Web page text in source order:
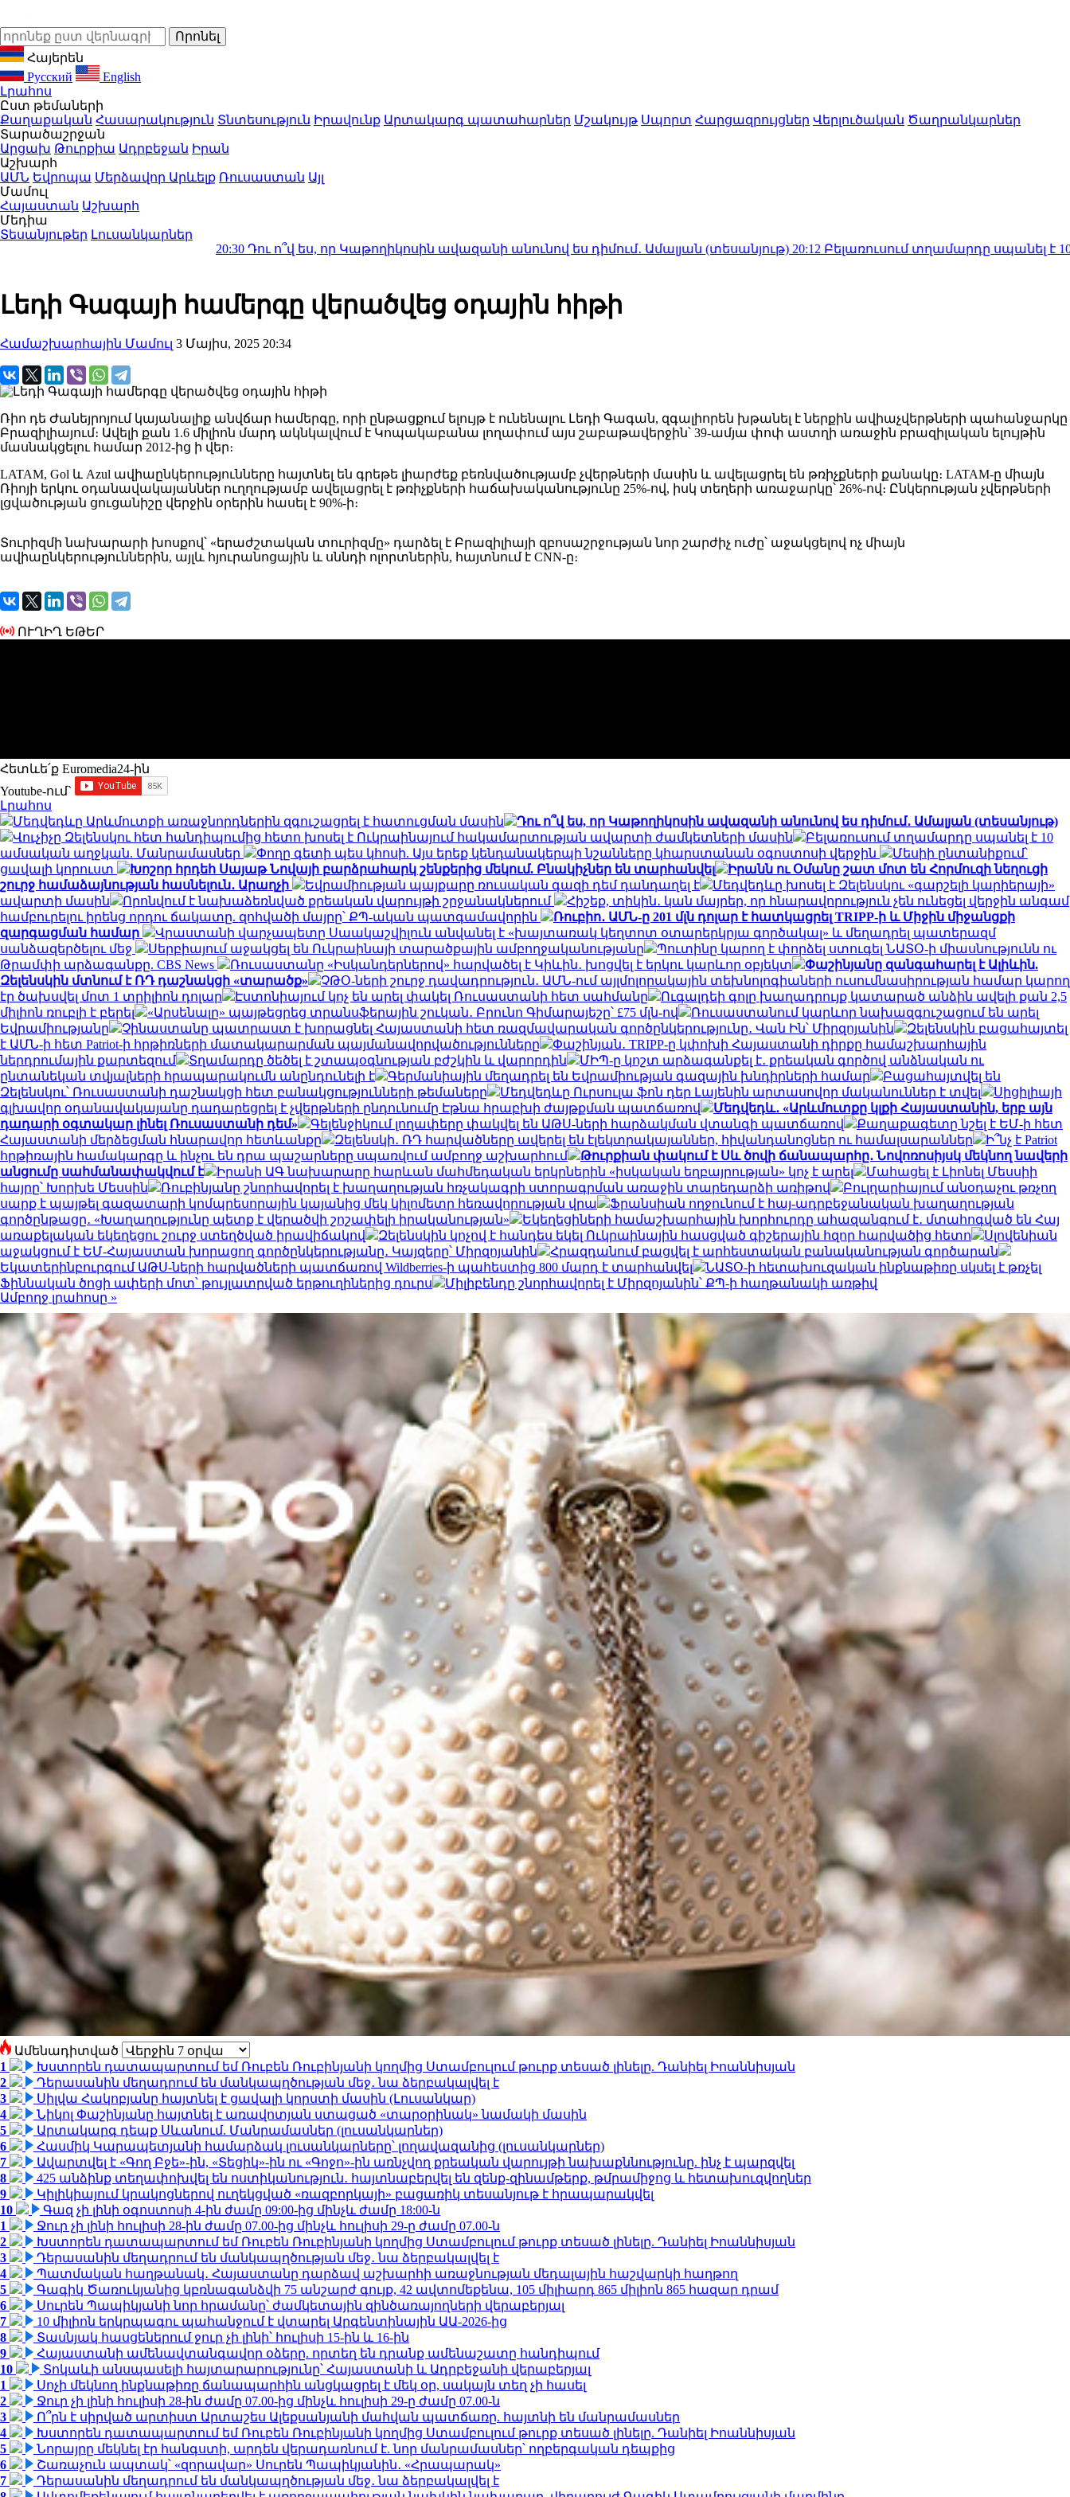
Հայերեն
Русский
English
Լրահոս
Ըստ թեմաների
Քաղաքական Հասարակություն Տնտեսություն Իրավունք Արտակարգ պատահարներ Մշակույթ Սպորտ Հարցազրույցներ Վերլուծական Ծաղրանկարներ
Տարածաշրջան
Արցախ Թուրքիա Ադրբեջան Իրան
Աշխարհ
ԱՄՆ Եվրոպա Մերձավոր Արևելք Ռուսաստան Այլ
Մամուլ
Հայաստան Աշխարհ
Մեդիա
Տեսանյութեր Լուսանկարներ
Դու ո՞վ ես, որ Կաթողիկոսին ավազանի անունով ես դիմում․ Ամալյան (տեսանյութ)20:12Բելառուսում տղամարդը սպանել է 10
Լեդի Գագայի համերգը վերածվեց օդային հիթի
Համաշխարհային Մամուլ 3 Մայիս, 2025 20:34
Ռիո դե Ժանեյրոյում կայանալիք անվճար համերգը, որի ընթացքում ելույթ է ունենալու Լեդի Գագան, զգալիորեն խթանել է ներքին ավիաչվերթների պահանջարկը
Բրազիլիայում։ Ավելի քան 1.6 միլիոն մարդ ակնկալվում է Կոպակաբանա լողափում այս շաբաթավերջին՝ 39-ամյա փոփ աստղի առաջին բրազիլական ելույթին
մասնակցելու համար 2012-ից ի վեր։
LATAM, Gol և Azul ավիաընկերությունները հայտնել են գրեթե լիարժեք բեռնվածությամբ չվերթների մասին և ավելացրել են թռիչքների քանակը։ LATAM-ը միայն
Ռիոյի երկու օդանավակայաններ ուղղությամբ ավելացրել է թռիչքների հաճախականությունը 25%-ով, իսկ տեղերի առաջարկը՝ 26%-ով։ Ընկերության չվերթների
լցվածության ցուցանիշը վերջին օրերին հասել է 90%-ի։
Տուրիզմի նախարարի խոսքով՝ «երաժշտական տուրիզմը» դարձել է Բրազիլիայի զբոսաշրջության նոր շարժիչ ուժը՝ աջակցելով ոչ միայն
ավիաընկերություններին, այլև հյուրանոցային և սննդի ոլորտներին, հայտնում է CNN-ը։
ՈՒՂԻՂ ԵԹԵՐ
Հետևե՛ք Euromedia24-ին
Youtube-ում`
Լրահոս
Մեդվեդևը Արևմուտքի առաջնորդներին զգուշացրել է հատուցման մասին
Դու ո՞վ ես, որ Կաթողիկոսին ավազանի անունով ես դիմում․ Ամալյան (տեսանյութ)
Վուչիչը Զելենսկու հետ հանդիպումից հետո խոսել է Ուկրաինայում հակամարտության ավարտի ժամկետների մասին
Բելառուսում տղամարդը սպանել է 10
ամսական աղջկան. Մանրամասներ
Փողը գետի պես կհոսի. Այս երեք կենդանակերպի նշանները կհարստանան օգոստոսի վերջին
Մեսիի ընտանիքում՝
ցավալի կորուստ
Խոշոր հրդեհ Սայաթ Նովայի բարձրահարկ շենքերից մեկում. Բնակիչներ են տարհանվել
Իրանն ու Օմանը շատ մոտ են Հորմուզի նեղուցի
շուրջ համաձայնության հասնելուն․ Արաղչի
Եվրամիության պայքարը ռուսական գազի դեմ դանդաղել է
Մեդվեդևը խոսել է Զելենսկու «գարշելի կարիերայի»
ավարտի մասին
Որոնվում է նախաձեռնված քրեական վարույթի շրջանակներում
Հիշեք, տիկին․ կան մայրեր, որ հնարավորություն չեն ունեցել վերջին անգամ
համբուրելու իրենց որդու ճակատը. զոհվածի մայրը՝ ՔՊ-ական պատգամավորին
Ռուբիո․ ԱՄՆ-ը 201 մլն դոլար է հատկացրել TRIPP-ի և Միջին միջանցքի
զարգացման համար
Վրաստանի վարչապետը Սաակաշվիլուն անվանել է «խայտառակ կեղտոտ օտարերկրյա գործակալ» և մեղադրել պատերազմ
սանձազերծելու մեջ
Սերբիայում աջակցել են Ուկրաինայի տարածքային ամբողջականությանը
Պուտինը կարող է փորձել ստուգել ՆԱՏՕ-ի միասնությունն ու
Թրամփի արձագանքը. CBS News
Ռուսաստանը «Իսկանդերներով» հարվածել է Կիևին․ խոցվել է երկու կարևոր օբյեկտ
Փաշինյանը զանգահարել է Ալիևին.
Զելենսկին մտնում է ՌԴ դաշնակցի «տարածք»
ՉԹՕ-ների շուրջ դավադրություն․ ԱՄՆ-ում այլմոլորակային տեխնոլոգիաների ուսումնասիրության համար կարող
էր ծախսվել մոտ 1 տրիլիոն դոլար
Էստոնիայում կոչ են արել փակել Ռուսաստանի հետ սահմանը
Ուգալդեի գոլը խաղադրույք կատարած անձին ավելի քան 2,5
միլիոն ռուբլի է բերել
«Արսենալը» պայթեցրեց տրանսֆերային շուկան․ Բրունո Գիմարայեշը՝ £75 մլն-ով
Ռուսաստանում կարևոր նախազգուշացում են արել
Եվրամիությանը
Չինաստանը պատրաստ է խորացնել Հայաստանի հետ ռազմավարական գործընկերությունը․ Վան Ին՝ Միրզոյանին
Զելենսկին բացահայտել
է ԱՄՆ-ի հետ Patriot-ի հրթիռների մատակարարման պայմանավորվածությունները
Փաշինյան․ TRIPP-ը կփոխի Հայաստանի դիրքը համաշխարհային
ներդրումային քարտեզում
Տղամարդը ծեծել է շտապօգնության բժշկին և վարորդին
ՄԻՊ-ը կոշտ արձագանքել է․ քրեական գործով անձնական ու
ընտանեկան տվյալների հրապարակումն անընդունելի է
Գերմանիային մեղադրել են Եվրամիության գազային խնդիրների համար
Բացահայտվել են
Զելենսկու՝ Ռուսաստանի դաշնակցի հետ բանակցությունների թեմաները
Մեդվեդևը Ուրսուլա ֆոն դեր Լայենին արտասովոր մականուններ է տվել
Սիցիլիայի
գլխավոր օդանավակայանը դադարեցրել է չվերթների ընդունումը Էթնա հրաբխի ժայթքման պատճառով
Մեդվեդև․ «Արևմուտքը կլքի Հայաստանին, երբ այն
դադարի օգտակար լինել Ռուսաստանի դեմ»
Գելենջիկում լողափերը փակվել են ԱԹՍ-ների հարձակման վտանգի պատճառով
Քաղաքագետը նշել է ԵՄ-ի հետ
Հայաստանի մերձեցման հնարավոր հետևանքը
Զելենսկի․ ՌԴ հարվածները ավերել են էլեկտրակայաններ, հիվանդանոցներ ու համալսարաններ
Ի՞նչ է Patriot
հրթիռային համակարգը և ինչու են դրա պաշարները սպառվում ամբողջ աշխարհում
Թուրքիան փակում է Սև ծովի ճանապարհը․ Նովոռոսիյսկ մեկնող նավերի
անցումը սահմանափակվում է
Իրանի ԱԳ նախարարը հարևան մահմեդական երկրներին «իսկական եղբայրության» կոչ է արել
Մահացել է Լիոնել Մեսսիի
հայրը՝ Խորխե Մեսսին
Ռուբինյանը շնորհավորել է խաղաղության հռչակագրի ստորագրման առաջին տարեդարձի առիթով
Բուլղարիայում անօդաչու թռչող
սարք է պայթել գազատարի կոմպրեսորային կայանից մեկ կիլոմետր հեռավորության վրա
Ֆրանսիան ողջունում է հայ-ադրբեջանական խաղաղության
գործընթացը․ «Խաղաղությունը պետք է վերածվի շոշափելի իրականության»
Եկեղեցիների համաշխարհային խորհուրդը ահազանգում է․ մտահոգված են Հայ
առաքելական եկեղեցու շուրջ ստեղծված իրավիճակով
Զելենսկին կոչով է հանդես եկել Ուկրաինային հասցված գիշերային հզոր հարվածից հետո
Սլովենիան
աջակցում է ԵՄ-Հայաստան խորացող գործընկերությանը․ Կայզերը՝ Միրզոյանին
Հրազդանում բացվել է արհեստական բանականության գործարան
Եկատերինբուրգում ԱԹՍ-ների հարվածների պատճառով Wildberries-ի պահեստից 800 մարդ է տարհանվել
ՆԱՏՕ-ի հետախուզական ինքնաթիռը սկսել է թռչել
Ֆիննական ծոցի ափերի մոտ՝ թույլատրված երթուղիներից դուրս
Միլիբենդը շնորհավորել է Միրզոյանին՝ ՔՊ-ի հաղթանակի առթիվ
Ամբողջ լրահոսը »
Ամենադիտված
1
Խստորեն դատապարտում եմ Ռուբեն Ռուբինյանի կողմից Ստամբուլում թուրք տեսած լինելը. Դանիել Իոաննիսյան
2
Դերասանին մեղադրում են մանկապղծության մեջ․ նա ձերբակալվել է
3
Սիլվա Հակոբյանը հայտնել է ցավալի կորստի մասին (Լուսանկար)
4
Նիկոլ Փաշինյանը հայտնել է առավոտյան ստացած «տարօրինակ» նամակի մասին
5
Արտակարգ դեպք Սևանում. Մանրամասներ (լուսանկարներ)
6
Հասմիկ Կարապետյանի համարձակ լուսանկարները՝ լողավազանից (լուսանկարներ)
7
Ավարտվել է «Գող Բջե»-ին, «Տեցիկ»-ին ու «Գոջո»-ին առնչվող քրեական վարույթի նախաքննությունը. ինչ է պարզվել
8
425 անձինք տեղափոխվել են ոստիկանություն․ հայտնաբերվել են զենք-զինամթերք, թմրամիջոց և հետախուզվողներ
9
Կիլիկիայում կրակոցներով ուղեկցված «ռազբորկայի» բացառիկ տեսանյութ է հրապարակվել
10
Գազ չի լինի օգոստոսի 4-ին ժամը 09:00-ից մինչև ժամը 18:00-ն
1
Ջուր չի լինի հուլիսի 28-ին ժամը 07.00-ից մինչև հուլիսի 29-ը ժամը 07.00-ն
2
Խստորեն դատապարտում եմ Ռուբեն Ռուբինյանի կողմից Ստամբուլում թուրք տեսած լինելը. Դանիել Իոաննիսյան
3
Դերասանին մեղադրում են մանկապղծության մեջ․ նա ձերբակալվել է
4
Պատմական հաղթանակ․ Հայաստանը դարձավ աշխարհի առաջնության մեդալային հաշվարկի հաղթող
5
Գագիկ Ծառուկյանից կբռնագանձվի 75 անշարժ գույք, 42 ավտոմեքենա, 105 միլիարդ 865 միլիոն 865 հազար դրամ
6
Սուրեն Պապիկյանի նոր հրամանը՝ ժամկետային զինծառայողների վերաբերյալ
7
10 միլիոն երկրպագու պահանջում է վտարել Արգենտինային ԱԱ-2026-ից
8
Տասնյակ հասցեներում ջուր չի լինի՝ հուլիսի 15-ին և 16-ին
9
Հայաստանի ամենավտանգավոր օձերը. որտեղ են դրանք ամենաշատը հանդիպում
10
Տոկաևի անսպասելի հայտարարությունը՝ Հայաստանի և Ադրբեջանի վերաբերյալ
1
Սոչի մեկնող ինքնաթիռը ճանապարհին անցկացրել է մեկ օր, սակայն տեղ չի հասել
2
Ջուր չի լինի հուլիսի 28-ին ժամը 07.00-ից մինչև հուլիսի 29-ը ժամը 07.00-ն
3
Ո՞րն է սիրված արտիստ Արտաշես Ալեքսանյանի մահվան պատճառը. հայտնի են մանրամասներ
4
Խստորեն դատապարտում եմ Ռուբեն Ռուբինյանի կողմից Ստամբուլում թուրք տեսած լինելը. Դանիել Իոաննիսյան
5
Նորայրը մեկնել էր հանգստի, արդեն վերադառնում է. նոր մանրամասներ՝ ողբերգական դեպքից
6
Շառաչուն ապտակ՝ «զորավար» Սուրեն Պապիկյանին․ «Հրապարակ»
7
Դերասանին մեղադրում են մանկապղծության մեջ․ նա ձերբակալվել է